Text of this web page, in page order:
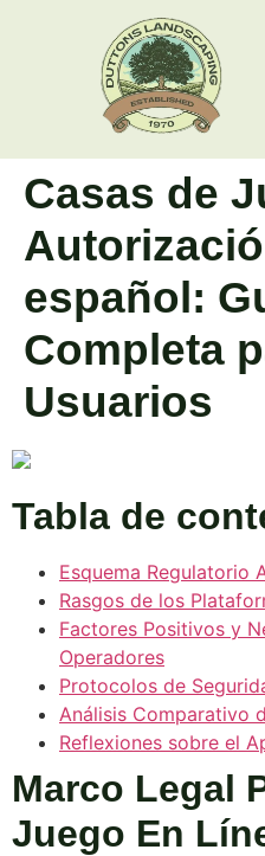
Casas de
español:
Completa
Usuarios
Tabla de
Esquema Regulatorio
Rasgos de los
Factores Positivos y
Operadores
Protocolos de
Análisis Comparativo
Reflexiones sobre el
Marco Legal
Juego En